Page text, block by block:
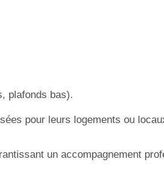
plafonds bas).
pour leurs logements ou
un accompagnement